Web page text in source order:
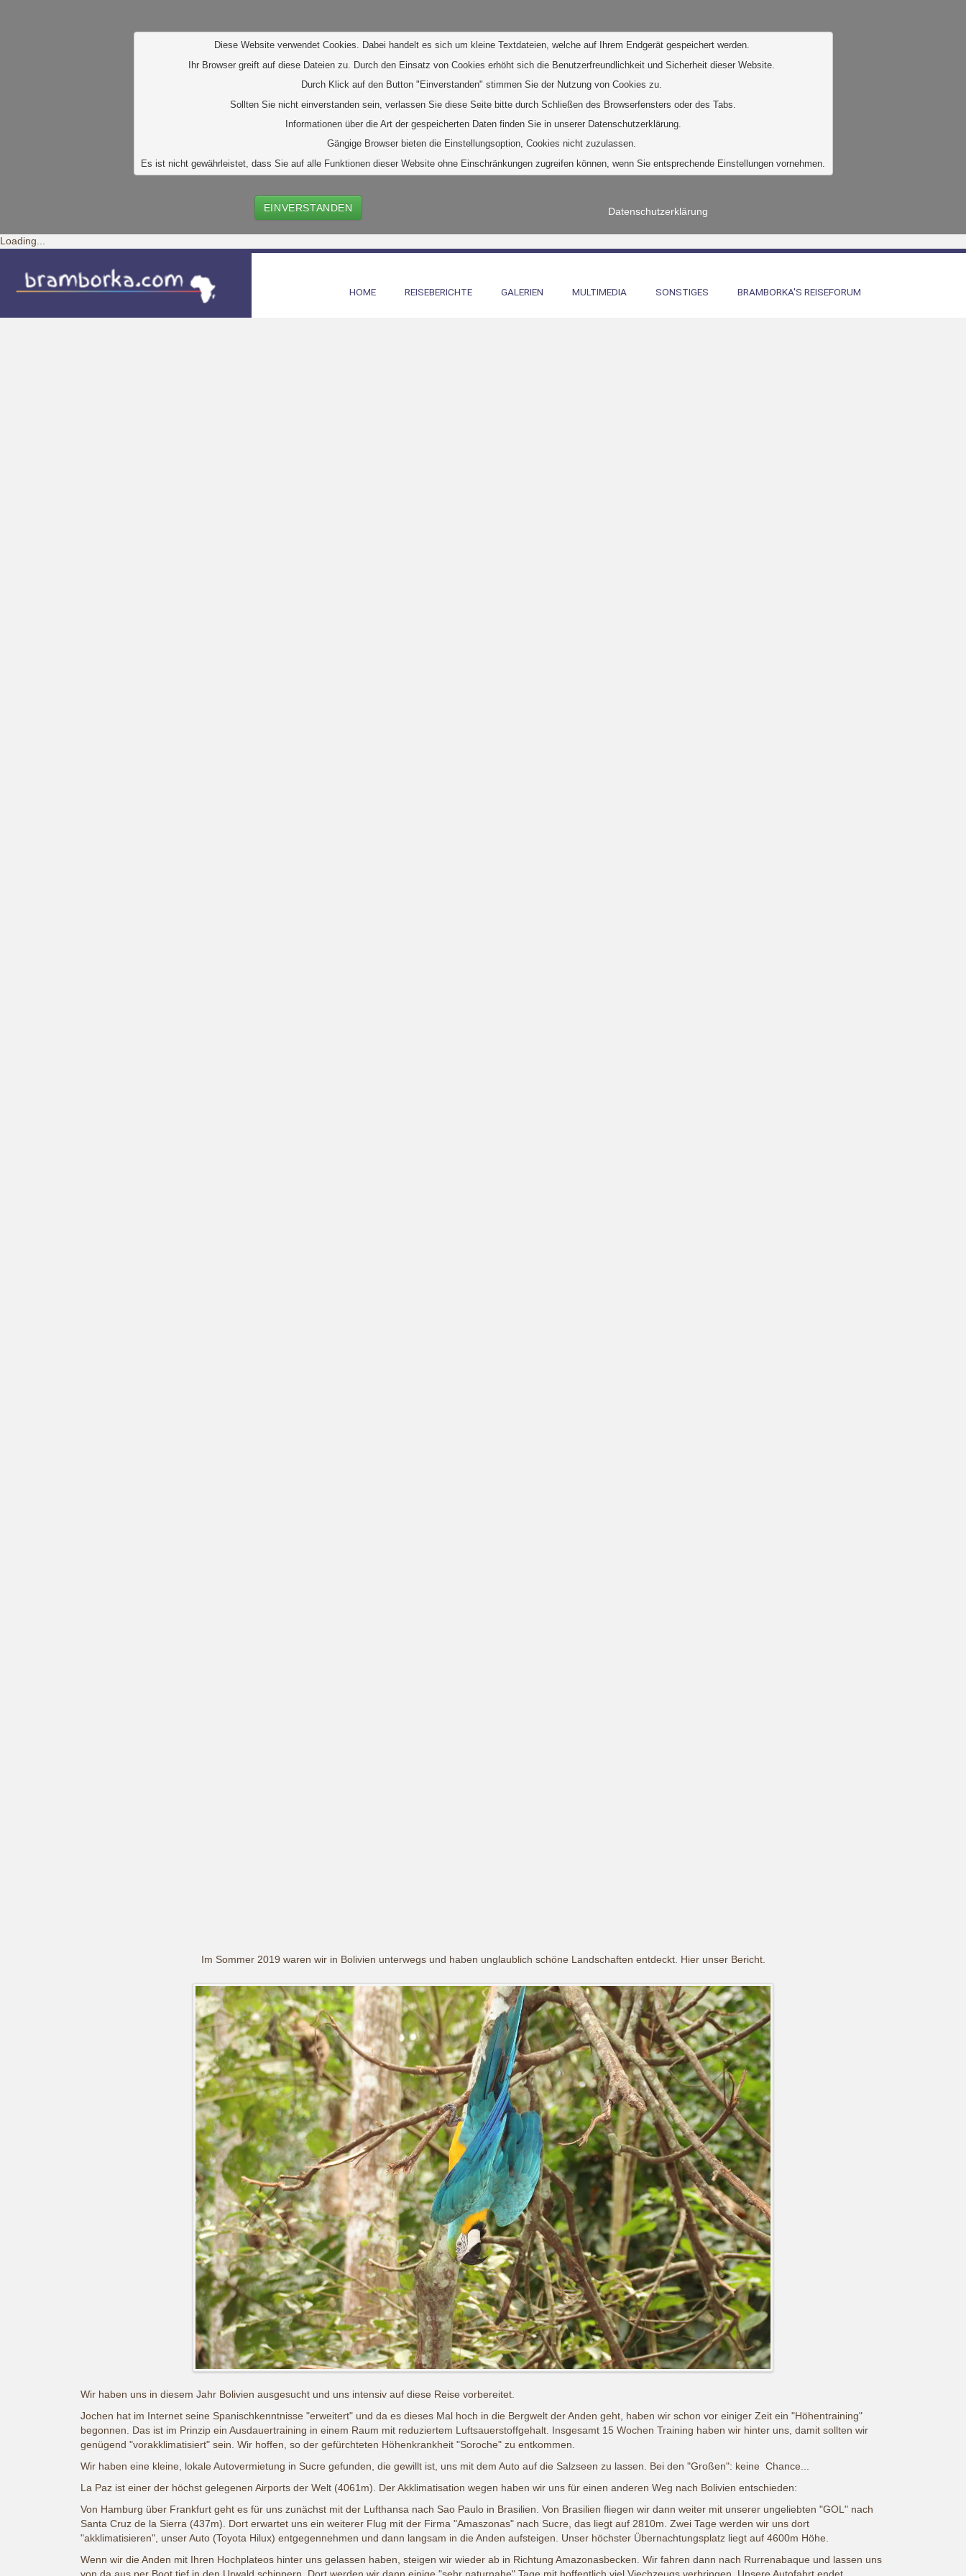
Diese Website verwendet Cookies. Dabei handelt es sich um kleine Textdateien, welche auf Ihrem Endgerät gespeichert werden.
Ihr Browser greift auf diese Dateien zu. Durch den Einsatz von Cookies erhöht sich die Benutzerfreundlichkeit und Sicherheit dieser Website.
Durch Klick auf den Button "Einverstanden" stimmen Sie der Nutzung von Cookies zu.
Sollten Sie nicht einverstanden sein, verlassen Sie diese Seite bitte durch Schließen des Browserfensters oder des Tabs.
Informationen über die Art der gespeicherten Daten finden Sie in unserer Datenschutzerklärung.
Gängige Browser bieten die Einstellungsoption, Cookies nicht zuzulassen.
Es ist nicht gewährleistet, dass Sie auf alle Funktionen dieser Website ohne Einschränkungen zugreifen können, wenn Sie entsprechende Einstellungen vornehmen.
EINVERSTANDEN Datenschutzerklärung
Loading...
HOME REISEBERICHTE GALERIEN MULTIMEDIA SONSTIGES BRAMBORKA'S REISEFORUM
Barbara und Jochen in Bolivien 2019Im Sommer 2019 waren wir in Bolivien unterwegs und haben unglaublich schöne Landschaften entdeckt. Hier unser Bericht.
Wir haben uns in diesem Jahr Bolivien ausgesucht und uns intensiv auf diese Reise vorbereitet.
Jochen hat im Internet seine Spanischkenntnisse "erweitert" und da es dieses Mal hoch in die Bergwelt der Anden geht, haben wir schon vor einiger Zeit ein "Höhentraining"
begonnen. Das ist im Prinzip ein Ausdauertraining in einem Raum mit reduziertem Luftsauerstoffgehalt. Insgesamt 15 Wochen Training haben wir hinter uns, damit sollten wir
genügend "vorakklimatisiert" sein. Wir hoffen, so der gefürchteten Höhenkrankheit "Soroche" zu entkommen.
Wir haben eine kleine, lokale Autovermietung in Sucre gefunden, die gewillt ist, uns mit dem Auto auf die Salzseen zu lassen. Bei den "Großen": keine Chance...
La Paz ist einer der höchst gelegenen Airports der Welt (4061m). Der Akklimatisation wegen haben wir uns für einen anderen Weg nach Bolivien entschieden:
Von Hamburg über Frankfurt geht es für uns zunächst mit der Lufthansa nach Sao Paulo in Brasilien. Von Brasilien fliegen wir dann weiter mit unserer ungeliebten "GOL" nach
Santa Cruz de la Sierra (437m). Dort erwartet uns ein weiterer Flug mit der Firma "Amaszonas" nach Sucre, das liegt auf 2810m. Zwei Tage werden wir uns dort
"akklimatisieren", unser Auto (Toyota Hilux) entgegennehmen und dann langsam in die Anden aufsteigen. Unser höchster Übernachtungsplatz liegt auf 4600m Höhe.
Wenn wir die Anden mit Ihren Hochplateos hinter uns gelassen haben, steigen wir wieder ab in Richtung Amazonasbecken. Wir fahren dann nach Rurrenabaque und lassen uns